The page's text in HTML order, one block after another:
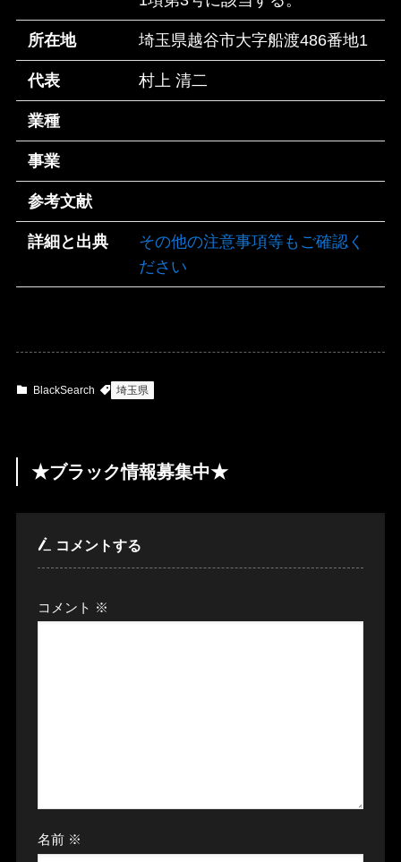
所在地 埼玉県越谷市大字船渡486番地1
代表 村上 清二
業種
事業
参考文献
詳細と出典
その他の注意事項等もご確認く
ださい
BlackSearch 埼玉県
★ブラック情報募集中★
コメントする
コメント ※
名前 ※